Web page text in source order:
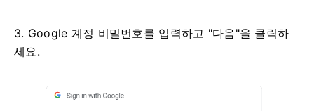
3. Google 계정 비밀번호를 입력하고 "다음"을 클릭하
세요.